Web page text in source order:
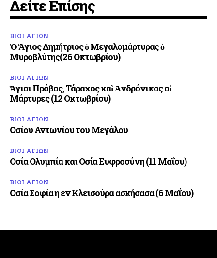
Δείτε Επίσης
ΒΙΟΙ ΑΓΙΩΝ
Ὁ Ἅγιος Δημήτριος ὁ Μεγαλομάρτυρας ὁ
Μυροβλύτης(26 Οκτωβρίου)
ΒΙΟΙ ΑΓΙΩΝ
Ἅγιοι Πρόβος, Τάραχος καὶ Ἀνδρόνικος οἱ
Μάρτυρες (12 Οκτωβρίου)
ΒΙΟΙ ΑΓΙΩΝ
Οσίου Αντωνίου του Μεγάλου
ΒΙΟΙ ΑΓΙΩΝ
Οσία Ολυμπία και Οσία Ευφροσύνη (11 Μαΐου)
ΒΙΟΙ ΑΓΙΩΝ
Οσία Σοφία η εν Κλεισούρα ασκήσασα (6 Μαΐου)